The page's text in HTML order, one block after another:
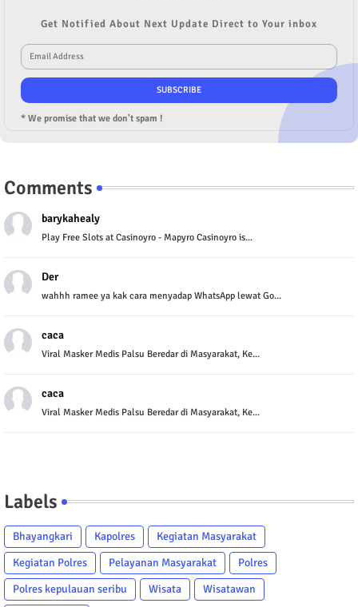
Get Notified About Next Update Direct to Your inbox
* We promise that we don't spam !
Comments
barykahealy
Play Free Slots at Casinoyro - Mapyro Casinoyro is...
Der
wahhh ramee ya kak cara menyadap WhatsApp lewat Go...
caca
Viral Masker Medis Palsu Beredar di Masyarakat, Ke...
caca
Viral Masker Medis Palsu Beredar di Masyarakat, Ke...
Labels
Bhayangkari Kapolres
Kegiatan Masyarakat
Kegiatan Polres
Pelayanan Masyarakat
Polres
Polres kepulauan seribu
Wisata
Wisatawan